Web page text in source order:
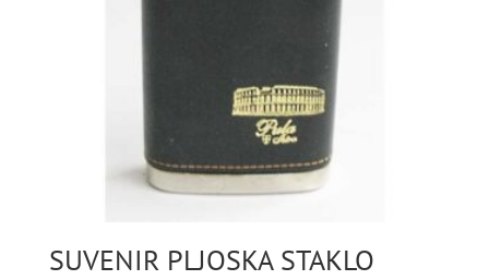
SUVENIR PLJOSKA STAKLO